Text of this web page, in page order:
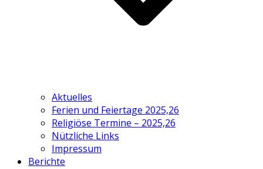
Aktuelles
Ferien und Feiertage 2025,26
Religiöse Termine – 2025,26
Nützliche Links
Impressum
Berichte